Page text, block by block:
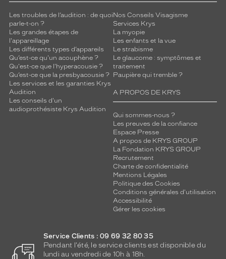
Les troubles de l’audition : de quoi
parle-t-on ?
Les grandes étapes de
l'appareillage
Les différents types d’appareils
Qu’est-ce qu'un acouphène ?
Qu'est-ce que l'hyperacousie ?
Qu’est-ce que la presbyacousie ?
Les services et les garanties Krys
Audition
Les conseils d'un
audioprothésiste Krys Audition
Nos Conseils Visagisme
Services Krys
La myopie
Les enfants et la vue
Le strabisme
Le glaucome : symptômes et
traitement
Paupière qui tremble ?
A PROPOS DE KRYS
Qui sommes-nous ?
Les preuves de la confiance
Espace Presse
A propos de KRYS GROUP
La Fondation KRYS GROUP
Recrutement
Charte de confidentialité
Mentions Légales
Politique des Cookies
Conditions générales d'utilisation
Accessibilité
Gérer les cookies
Service Clients : 09 69 32 80 35
Pendant l'été, le service clients est disponible du
lundi au vendredi de 10h à 18h.